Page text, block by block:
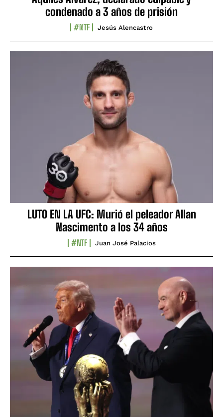
condenado a 3 años de prisión
#NTF Jesús Alencastro
LUTO EN LA UFC: Murió el peleador Allan
Nascimento a los 34 años
#NTF Juan José Palacios